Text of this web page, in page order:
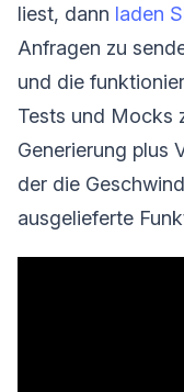
liest, dann laden
Anfragen zu
und die
Tests und Mocks
Generierung plus
der die
ausgelieferte